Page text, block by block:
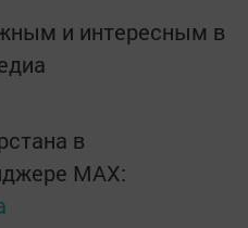
и интересным в
в
MАХ: